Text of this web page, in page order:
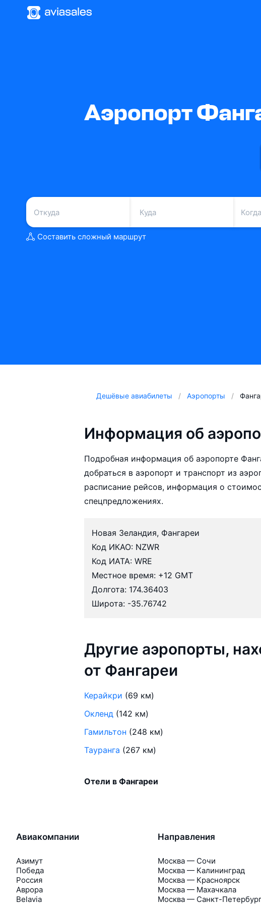
Аэропорт
Когда
Составить сложный маршрут
Дешёвые авиабилеты Аэропорты
Информация об
Подробная информация об аэропорте
добраться в аэропорт и транспорт из
расписание рейсов, информация о
спецпредложениях.
Новая Зеландия, Фангареи
Код ИКАО: NZWR
Код ИАТА: WRE
Местное время: +12 GMT
Долгота: 174.36403
Широта: -35.76742
Другие аэропорты,
от Фангареи
Керайкри (69 км)
Окленд (142 км)
Гамильтон (248 км)
Тауранга (267 км)
Отели в Фангареи
Авиакомпании
Азимут
Победа
Россия
Аврора
Belavia
Направления
Москва — Сочи
Москва — Калининград
Москва — Красноярск
Москва — Махачкала
Москва — Санкт-